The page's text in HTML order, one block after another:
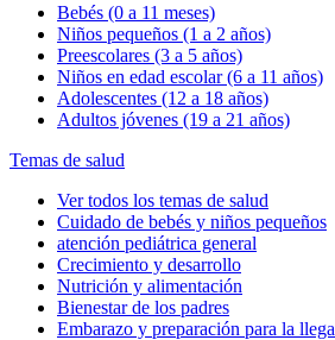
Bebés (0 a 11 meses)
Niños pequeños (1 a 2 años)
Preescolares (3 a 5 años)
Niños en edad escolar (6 a 11 años)
Adolescentes (12 a 18 años)
Adultos jóvenes (19 a 21 años)
Temas de salud
Ver todos los temas de salud
Cuidado de bebés y niños pequeños
atención pediátrica general
Crecimiento y desarrollo
Nutrición y alimentación
Bienestar de los padres
Embarazo y preparación para la